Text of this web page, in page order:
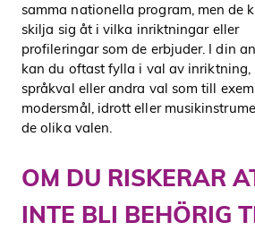
samma nationella program, men de
skilja sig åt i vilka inriktningar eller
profileringar som de erbjuder. I din
kan du oftast fylla i val av inriktning,
språkval eller andra val som till
modersmål, idrott eller
de olika valen.
OM DU RISKERAR
INTE BLI BEHÖRIG